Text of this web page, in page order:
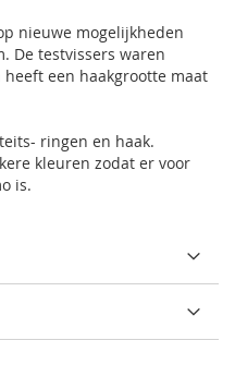
nieuwe mogelijkheden
De testvissers waren
een haakgrootte maat
ringen en haak.
kleuren zodat er voor
is.